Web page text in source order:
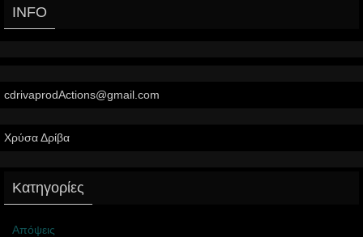
INFO
cdrivaprodActions@gmail.com
Χρύσα Δρίβα
Κατηγορίες
Απόψεις